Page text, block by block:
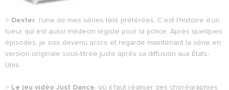
> Dexter , l’une de mes séries télé préférées. C’est l’histoire d’un
tueur qui est aussi médecin légiste pour la police. Après quelques
épisodes, je suis devenu accro et regarde maintenant la série en
version originale sous-titrée juste après sa diffusion aux États-
Unis.
> Le jeu vidéo Just Dance , où il faut réaliser des chorégraphies